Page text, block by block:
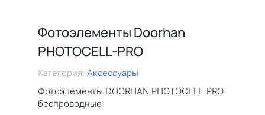
Фотоэлементы Doorhan
PHOTOCELL-PRO
Категория: Аксессуары
Фотоэлементы DOORHAN PHOTOCELL-PRO
беспроводные